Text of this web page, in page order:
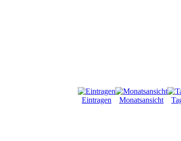
Eintragen Monatsansicht